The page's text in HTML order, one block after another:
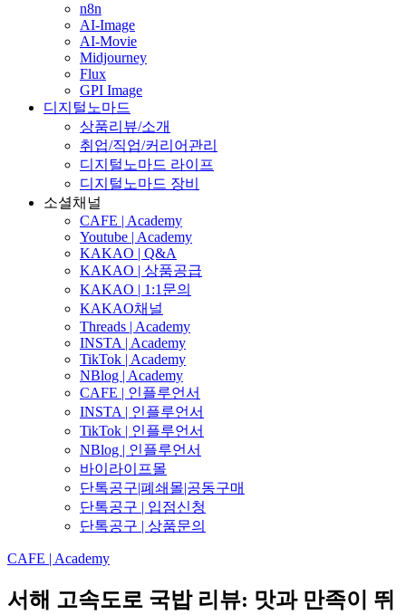
n8n
AI-Image
AI-Movie
Midjourney
Flux
GPI Image
디지털노마드
상품리뷰/소개
취업/직업/커리어관리
디지털노마드 라이프
디지털노마드 장비
소셜채널
CAFE | Academy
Youtube | Academy
KAKAO | Q&A
KAKAO | 상품공급
KAKAO | 1:1문의
KAKAO채널
Threads | Academy
INSTA | Academy
TikTok | Academy
NBlog | Academy
CAFE | 인플루언서
INSTA | 인플루언서
TikTok | 인플루언서
NBlog | 인플루언서
바이라이프몰
단톡공구|폐쇄몰|공동구매
단톡공구 | 입점신청
단톡공구 | 상품문의
CAFE | Academy
서해 고속도로 국밥 리뷰: 맛과 만족이 뛰